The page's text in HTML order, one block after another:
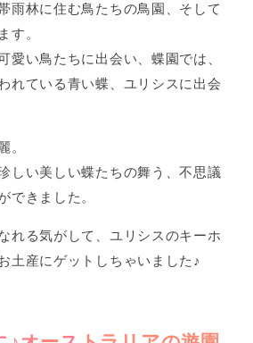
雨林に住む鳥たちの鳥園、そして
す。
愛い鳥たちに出会い、蝶園では、
れている青い蝶、ユリシスに出会
。
しい美しい蝶たちの舞う、不思議
できました。
れる気がして、ユリシスのキーホ
土産にゲットしちゃいました♪